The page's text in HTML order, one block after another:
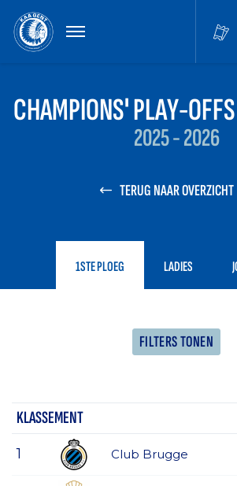
MENU
CHAMPIONS' PLAY-
2025 - 2026
TERUG NAAR OVERZICHT
1STE PLOEG LADIES
FILTERS TONEN
KLASSEMENT
1 Club Brugge